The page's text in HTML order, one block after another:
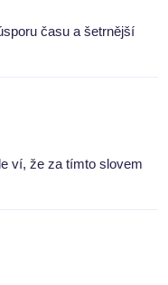
času a šetrnější
ví, že za tímto slovem